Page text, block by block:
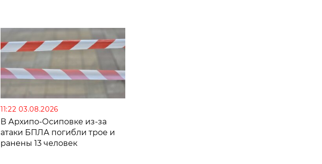
11:22 03.08.2026
В Архипо-Осиповке из-за
атаки БПЛА погибли трое и
ранены 13 человек